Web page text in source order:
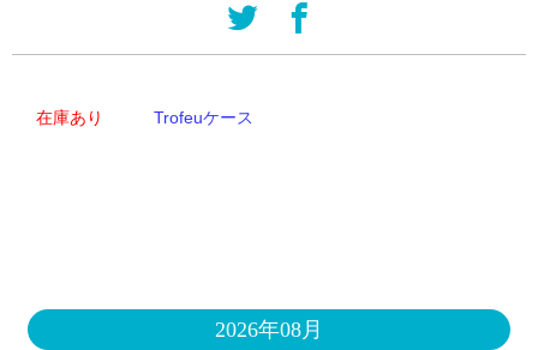
在庫あり Trofeuケース
2026年08月